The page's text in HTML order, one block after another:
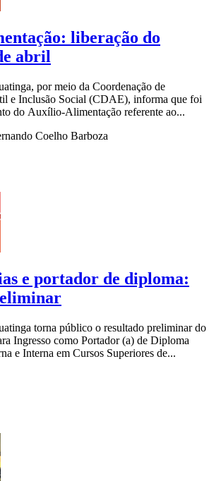
liberação do
abril
por meio da Coordenação de
e Inclusão Social (CDAE), informa que foi
do Auxílio-Alimentação referente ao...
Coelho Barboza
e portador de diploma:
torna público o resultado preliminar do
Ingresso como Portador (a) de Diploma
e Interna em Cursos Superiores de...